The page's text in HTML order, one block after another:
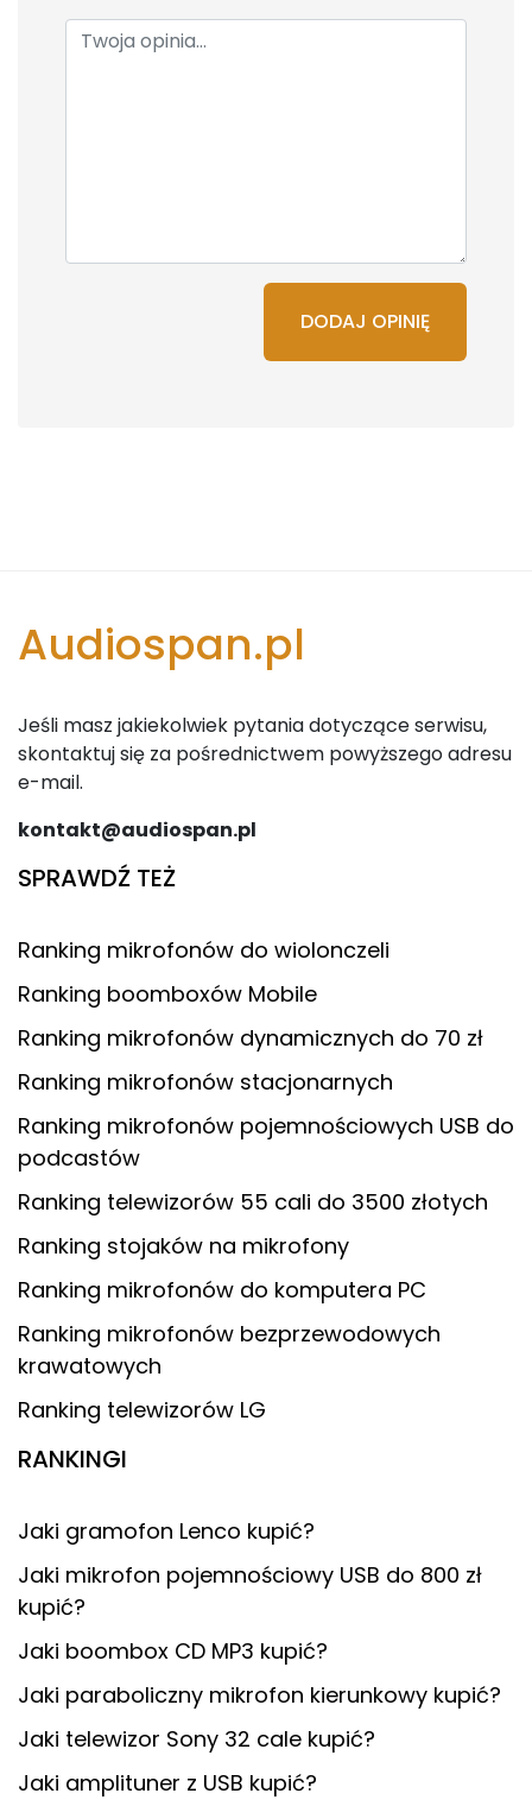
DODAJ OPINIĘ
Audiospan.pl
Jeśli masz jakiekolwiek pytania dotyczące serwisu,
skontaktuj się za pośrednictwem powyższego adresu
e-mail.
kontakt@audiospan.pl
SPRAWDŹ TEŻ
Ranking mikrofonów do wiolonczeli
Ranking boomboxów Mobile
Ranking mikrofonów dynamicznych do 70 zł
Ranking mikrofonów stacjonarnych
Ranking mikrofonów pojemnościowych USB do
podcastów
Ranking telewizorów 55 cali do 3500 złotych
Ranking stojaków na mikrofony
Ranking mikrofonów do komputera PC
Ranking mikrofonów bezprzewodowych
krawatowych
Ranking telewizorów LG
RANKINGI
Jaki gramofon Lenco kupić?
Jaki mikrofon pojemnościowy USB do 800 zł
kupić?
Jaki boombox CD MP3 kupić?
Jaki paraboliczny mikrofon kierunkowy kupić?
Jaki telewizor Sony 32 cale kupić?
Jaki amplituner z USB kupić?